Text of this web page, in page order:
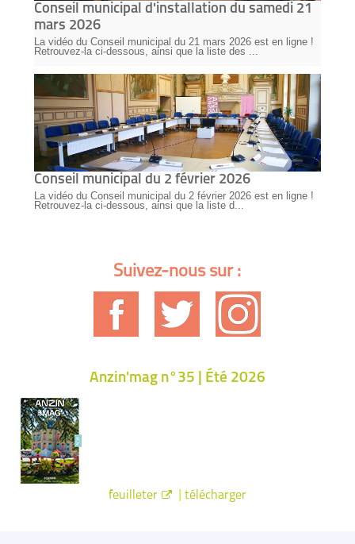
Conseil municipal d'installation du samedi 21
mars 2026
La vidéo du Conseil municipal du 21 mars 2026 est en ligne !
Retrouvez-la ci-dessous, ainsi que la liste des ...
Conseil municipal du 2 février 2026
La vidéo du Conseil municipal du 2 février 2026 est en ligne !
Retrouvez-la ci-dessous, ainsi que la liste d...
Suivez-nous sur :
Anzin'mag n°35 | Été 2026
feuilleter télécharger